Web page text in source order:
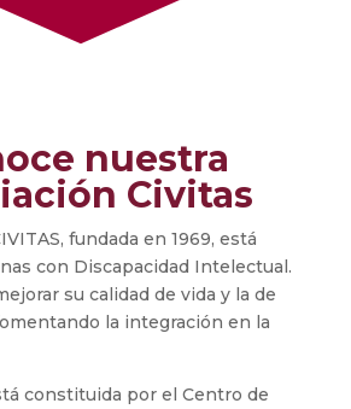
nuestra
Civitas
fundada en 1969, está
con Discapacidad Intelectual.
su calidad de vida y la de
la integración en la
constituida por el Centro de